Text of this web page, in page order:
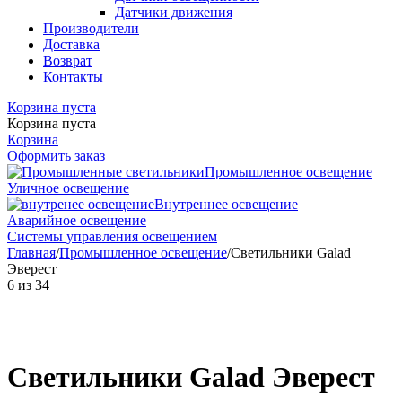
Датчики движения
Производители
Доставка
Возврат
Контакты
Корзина пуста
Корзина пуста
Корзина
Оформить заказ
Промышленное освещение
Уличное освещение
Внутреннее освещение
Аварийное освещение
Системы управления освещением
Главная/Промышленное освещение/Светильники Galad
Эверест
6 из 34
Светильники Galad Эверест